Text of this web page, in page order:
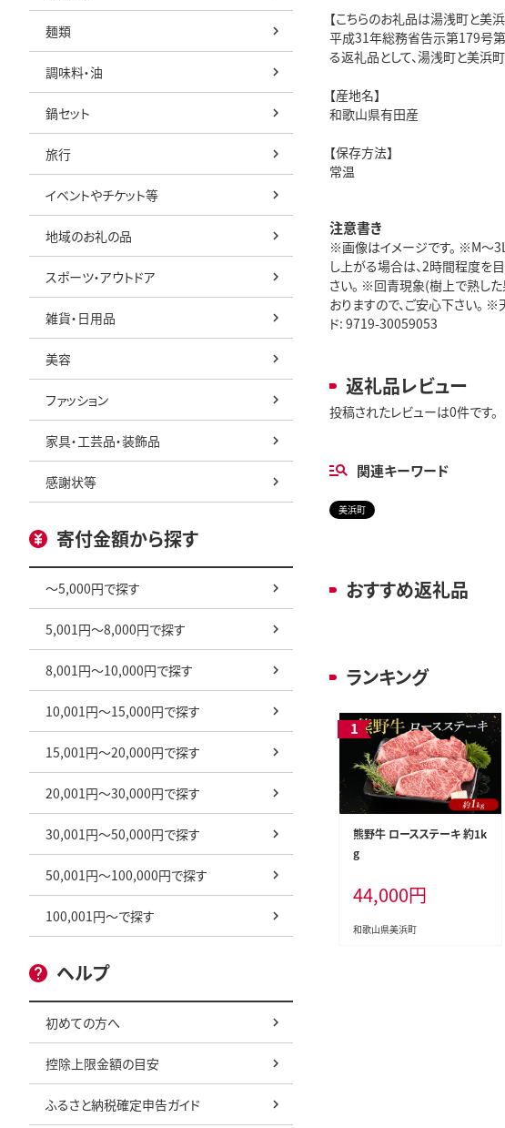
麺類
調味料・油
鍋セット
旅行
イベントやチケット等
地域のお礼の品
スポーツ・アウトドア
雑貨・日用品
美容
ファッション
家具・工芸品・装飾品
感謝状等
寄付金額から探す
～5,000円で探す
5,001円～8,000円で探す
8,001円～10,000円で探す
10,001円～15,000円で探す
15,001円～20,000円で探す
20,001円～30,000円で探す
30,001円～50,000円で探す
50,001円～100,000円で探す
100,001円～で探す
ヘルプ
初めての方へ
控除上限金額の目安
ふるさと納税確定申告ガイド
【こちらのお礼品は湯浅町と美
平成31年総務省告示第179号
る返礼品として、湯浅町と美浜
【産地名】
和歌山県有田産
【保存方法】
常温
注意書き
※画像はイメージです。 ※M～
し上がる場合は、2時間程度を
さい。 ※回青現象(樹上で熟し
おりますので、ご安心下さい。
ド: 9719-30059053
返礼品レビュー
投稿されたレビューは0件です。
関連キーワード
美浜町
おすすめ返礼品
ランキング
熊野牛 ロースステーキ 約1k
g
44,000円
和歌山県美浜町